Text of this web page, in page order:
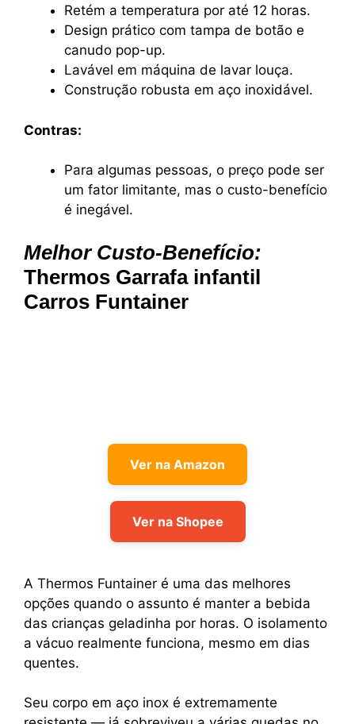
Retém a temperatura por até 12 horas.
Design prático com tampa de botão e
canudo pop-up.
Lavável em máquina de lavar louça.
Construção robusta em aço inoxidável.
Contras:
Para algumas pessoas, o preço pode ser
um fator limitante, mas o custo-benefício
é inegável.
Melhor Custo-Benefício:
Thermos Garrafa infantil
Carros Funtainer
Ver na Amazon
Ver na Shopee
A Thermos Funtainer é uma das melhores
opções quando o assunto é manter a bebida
das crianças geladinha por horas. O isolamento
a vácuo realmente funciona, mesmo em dias
quentes.
Seu corpo em aço inox é extremamente